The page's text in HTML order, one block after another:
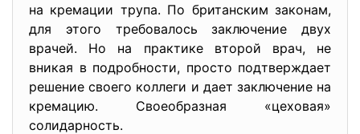
на кремации трупа. По британским законам,
для этого требовалось заключение двух
врачей. Но на практике второй врач, не
вникая в подробности, просто подтверждает
решение своего коллеги и дает заключение на
кремацию. Своеобразная «цеховая»
солидарность.